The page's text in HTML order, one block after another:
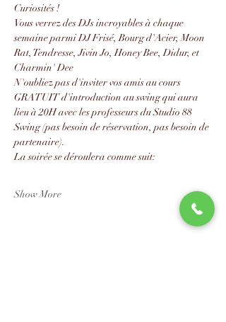
Curiosités !
Vous verrez des DJs incroyables à chaque
semaine parmi DJ Frisé, Bourg d'Acier, Moon
Rat, Tendresse, Jivin Jo, Honey Bee, Didur, et
Charmin' Dee
N'oubliez pas d'inviter vos amis au cours
GRATUIT d'introduction au swing qui aura
lieu à 20H avec les professeurs du Studio 88
Swing (pas besoin de réservation, pas besoin de
partenaire).
La soirée se déroulera comme suit:
Show More